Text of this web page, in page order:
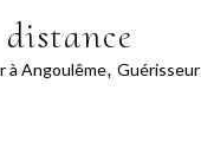
à Angoulême, Guérisseur